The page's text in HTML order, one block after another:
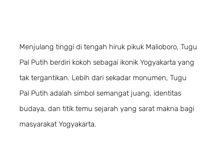
Menjulang tinggi di tengah hiruk pikuk Malioboro, Tugu
Pal Putih berdiri kokoh sebagai ikonik Yogyakarta yang
tak tergantikan. Lebih dari sekadar monumen, Tugu
Pal Putih adalah simbol semangat juang, identitas
budaya, dan titik temu sejarah yang sarat makna bagi
masyarakat Yogyakarta.